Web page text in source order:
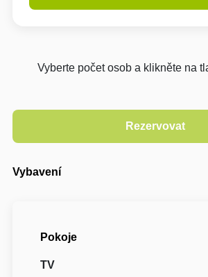
Vyberte počet osob a klikněte na
Vybavení
Pokoje
TV